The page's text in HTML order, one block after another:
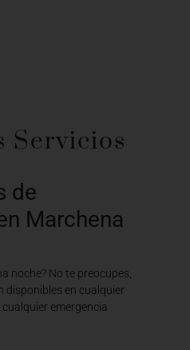
Servicios
de
Marchena
noche? No te preocupes,
en cualquier
emergencia